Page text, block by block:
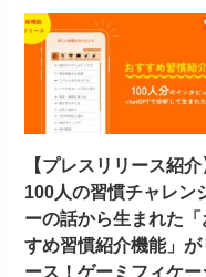
【プレスリリース紹介
100人の習慣チャレン
ーの話から生まれた「
すめ習慣紹介機能」が
ース！ゲーミフィケー